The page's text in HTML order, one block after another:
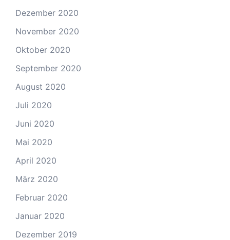
Dezember 2020
November 2020
Oktober 2020
September 2020
August 2020
Juli 2020
Juni 2020
Mai 2020
April 2020
März 2020
Februar 2020
Januar 2020
Dezember 2019